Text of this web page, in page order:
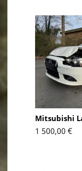
Mitsubishi
01/2014
Prix
1 500,00 €